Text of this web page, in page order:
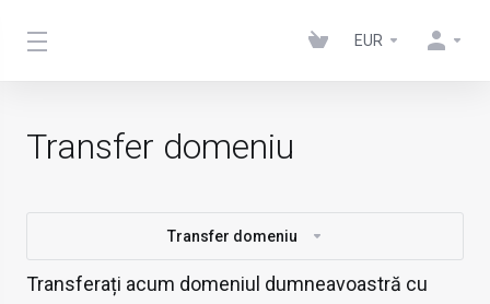
EUR
Transfer domeniu
Transfer domeniu
Transferați acum domeniul dumneavoastră cu